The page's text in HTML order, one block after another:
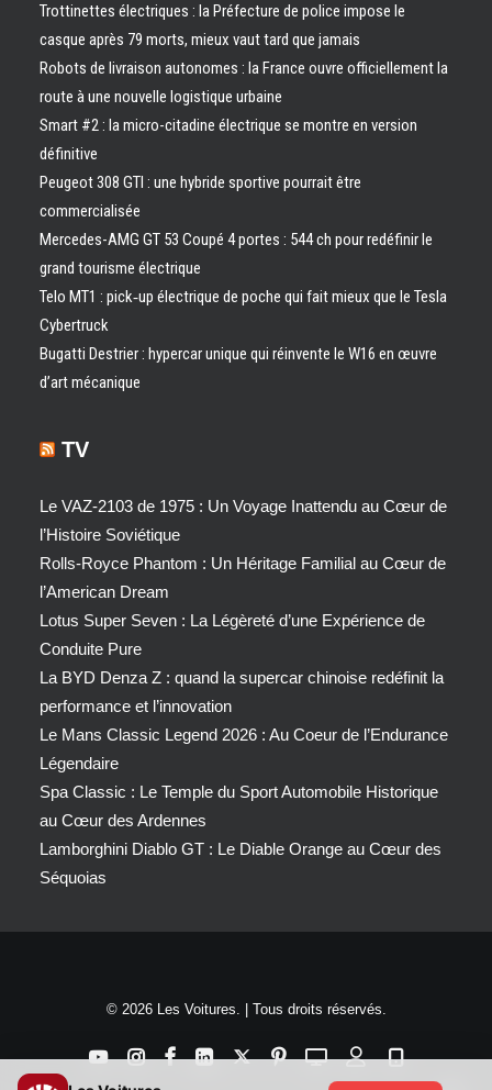
Trottinettes électriques : la Préfecture de police impose le
casque après 79 morts, mieux vaut tard que jamais
Robots de livraison autonomes : la France ouvre officiellement la
route à une nouvelle logistique urbaine
Smart #2 : la micro-citadine électrique se montre en version
définitive
Peugeot 308 GTI : une hybride sportive pourrait être
commercialisée
Mercedes-AMG GT 53 Coupé 4 portes : 544 ch pour redéfinir le
grand tourisme électrique
Telo MT1 : pick‑up électrique de poche qui fait mieux que le Tesla
Cybertruck
Bugatti Destrier : hypercar unique qui réinvente le W16 en œuvre
d’art mécanique
TV
Le VAZ-2103 de 1975 : Un Voyage Inattendu au Cœur de
l’Histoire Soviétique
Rolls-Royce Phantom : Un Héritage Familial au Cœur de
l’American Dream
Lotus Super Seven : La Légèreté d’une Expérience de
Conduite Pure
La BYD Denza Z : quand la supercar chinoise redéfinit la
performance et l’innovation
Le Mans Classic Legend 2026 : Au Coeur de l’Endurance
Légendaire
Spa Classic : Le Temple du Sport Automobile Historique
au Cœur des Ardennes
Lamborghini Diablo GT : Le Diable Orange au Cœur des
Séquoias
© 2026 Les Voitures. | Tous droits réservés.